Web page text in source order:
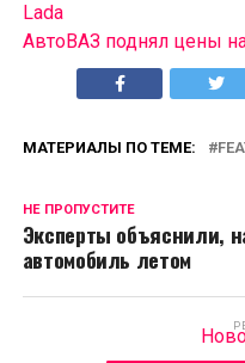
Lada
АвтоВАЗ поднял цены
МАТЕРИАЛЫ ПО ТЕМЕ:
НЕ ПРОПУСТИТЕ
Эксперты объяснили,
автомобиль летом